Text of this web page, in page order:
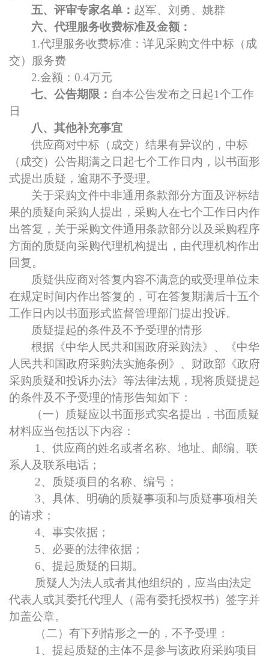
五、评审专家名单： 赵军、刘勇、姚群
六、代理服务收费标准及金额：
1.代理服务收费标准：详见采购文件中标（成
交）服务费
2.金额：0.4万元
七、公告期限： 自本公告发布之日起1个工作
日
八、其他补充事宜
供应商对中标（成交）结果有异议的，中标
（成交）公告期满之日起七个工作日内，以书面形
式提出质疑，逾期不予受理。
关于采购文件中非通用条款部分方面及评标结
果的质疑向采购人提出，采购人在七个工作日内作
出答复，关于采购文件通用条款部分以及采购程序
方面的质疑向采购代理机构提出，由代理机构作出
回复。
质疑供应商对答复内容不满意的或受理单位未
在规定时间内作出答复的，可在答复期满后十五个
工作日内以书面形式监督管理部门提出投诉。
质疑提起的条件及不予受理的情形
根据《中华人民共和国政府采购法》、《中华
人民共和国政府采购法实施条例》、财政部《政府
采购质疑和投诉办法》等法律法规，现将质疑提起
的条件及不予受理的情形告知如下：
（一）质疑应以书面形式实名提出，书面质疑
材料应当包括以下内容：
1 、供应商的姓名或者名称、地址、邮编、联
系人及联系电话；
2、质疑项目的名称、编号；
3、具体、明确的质疑事项和与质疑事项相关
的请求；
4、事实依据；
5、必要的法律依据；
6、提起质疑的日期。
质疑人为法人或者其他组织的，应当由法定
代表人或其委托代理人（需有委托授权书）签字并
加盖公章。
（二）有下列情形之一的，不予受理：
1 、提起质疑的主体不是参与该政府采购项目